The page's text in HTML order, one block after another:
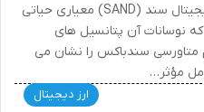
قیمت ارز دیجیتال سند قیمت ارز دیجیتال سند (SAND) معیاری حیاتی
که نوسانات آن پتانسیل های
متاورسی سندباکس را نشان می
مؤثر…
ارز دیجیتال